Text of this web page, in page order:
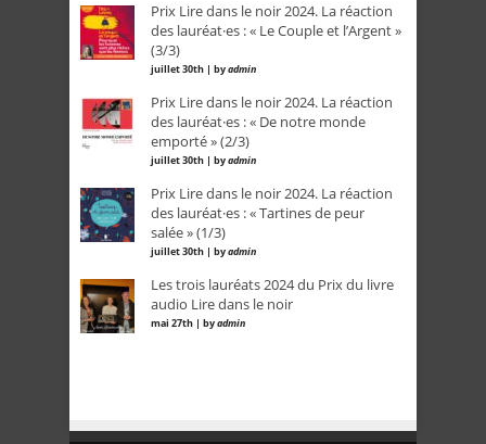
Prix Lire dans le noir 2024. La réaction
des lauréat·es : « Le Couple et l’Argent »
(3/3)
juillet 30th | byadmin
Prix Lire dans le noir 2024. La réaction
des lauréat·es : « De notre monde
emporté » (2/3)
juillet 30th | byadmin
Prix Lire dans le noir 2024. La réaction
des lauréat·es : « Tartines de peur
salée » (1/3)
juillet 30th | byadmin
Les trois lauréats 2024 du Prix du livre
audio Lire dans le noir
mai 27th | byadmin